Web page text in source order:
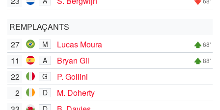
REMPLAÇANTS
27
M Lucas Moura 68'
11 A Bryan Gil 88'
22 G
P. Gollini
2
D
M. Doherty